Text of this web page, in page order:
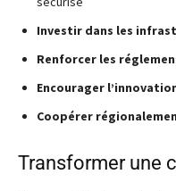
Investir dans les
Renforcer les
Encourager
Coopérer
Transformer une